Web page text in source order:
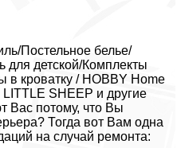
Постельное белье/
для детской/Комплекты
в кроватку / HOBBY Home
SHEEP и другие
Вас потому, что Вы
Тогда вот Вам одна
на случай ремонта: